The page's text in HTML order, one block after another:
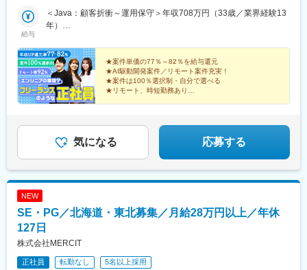
結／近鉄南大阪線「大阪阿倍野橋駅」直結■名古屋オフィス愛知県
名古屋市中村区名駅1-1-1 JPタワー名古屋21F◎JR・名鉄・近
岡市博多区博多駅中央街8-1 JRJP博多ビル3F◎JR・地下鉄「博多
駅」直結■札幌オフィス北海道札幌市中央区大通西1-14-2 桂和大
通ビル50 9F◎地下鉄「大通駅」「さっぽろ駅」 徒歩7分、JR「札
幌駅」徒歩9分※受動喫煙対策：オフィス内禁煙
給与
＜Java：顧客折衝～運用保守＞年収708万円（33歳／業界経験13
年）
界経験8年）
★案件単価の77％～82％を給与還元
★AI駆動開発案件／リモート案件充実！
★案件は100％選択制・自分で選べる
★リモート、時短勤務あり
気になる 応募する
NEW
SE・PG／北海道・東北募集／月給28万円以上／年休
127日
株式会社MERCIT
正社員 転勤なし 5名以上採用